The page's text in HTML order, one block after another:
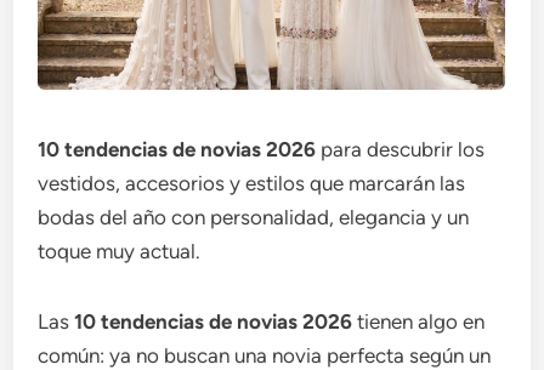
10 tendencias de novias 2026 para descubrir los
vestidos, accesorios y estilos que marcarán las
bodas del año con personalidad, elegancia y un
toque muy actual.
Las10 tendencias de novias 2026 tienen algo en
común: ya no buscan una novia perfecta según un